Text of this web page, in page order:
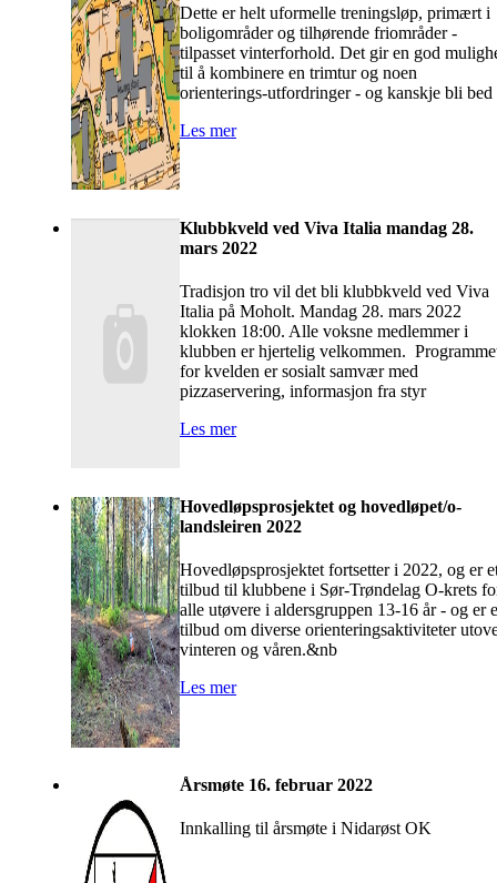
Dette er helt uformelle treningsløp, primært i
boligområder og tilhørende friområder -
tilpasset vinterforhold. Det gir en god
til å kombinere en trimtur og noen
orienterings-utfordringer - og kanskje bli bed
Les mer
Klubbkveld ved Viva Italia mandag 28.
mars 2022
Tradisjon tro vil det bli klubbkveld ved Viva
Italia på Moholt. Mandag 28. mars 2022
klokken 18:00. Alle voksne medlemmer i
klubben er hjertelig velkommen.
for kvelden er sosialt samvær med
pizzaservering, informasjon fra styr
Les mer
Hovedløpsprosjektet og hovedløpet/o-
landsleiren 2022
Hovedløpsprosjektet fortsetter i 2022, og er
tilbud til klubbene i Sør-Trøndelag O-krets
alle utøvere i aldersgruppen 13-16 år - og er
tilbud om diverse orienteringsaktiviteter
vinteren og våren.&nb
Les mer
Årsmøte 16. februar 2022
Innkalling til årsmøte i Nidarøst OK